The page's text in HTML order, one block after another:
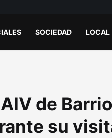
SOCIEDAD LOCAL
de
su